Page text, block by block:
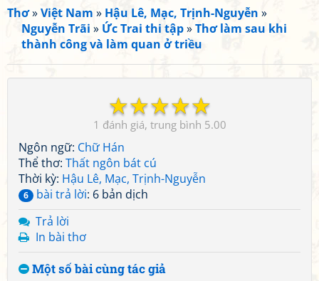
Thơ»Việt Nam » Hậu Lê, Mạc, Trịnh-Nguyễn »
Nguyễn Trãi » Ức Trai thi tập»Thơ làm sau khi
thành công và làm quan ở triều
☆
☆
☆
☆
☆
1 5.00
Ngôn ngữ: Chữ Hán
Thể thơ: Thất ngôn bát cú
Thời kỳ: Hậu Lê, Mạc, Trịnh-Nguyễn
6 bài trả lời: 6 bản dịch
Trả lời
In bài thơ
Một số bài cùng tác giả